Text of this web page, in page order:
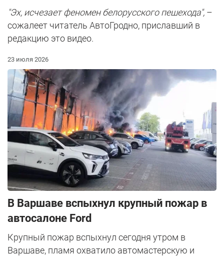
"Эх, исчезает феномен белорусского пешехода", –
сожалеет читатель АвтоГродно, приславший в
редакцию это видео.
23 июля 2026
В Варшаве вспыхнул крупный пожар в
автосалоне Ford
Крупный пожар вспыхнул сегодня утром в
Варшаве, пламя охватило автомастерскую и